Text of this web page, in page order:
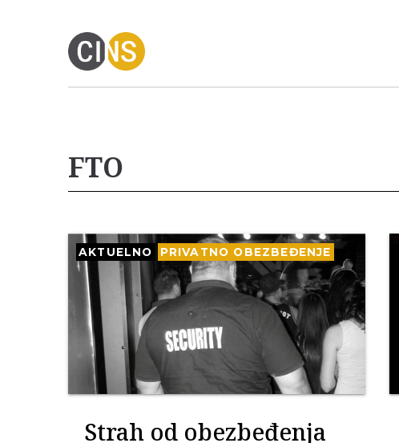
FTO
AKTUELNO PRIVATNO OBEZBEĐENJE
Strah od obezbeđenja